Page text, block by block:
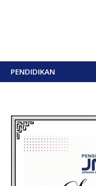
PENDIDIKAN